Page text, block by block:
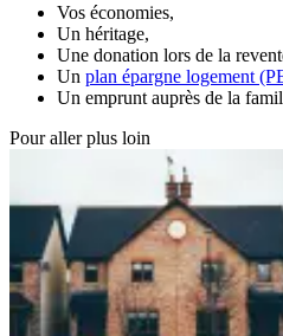
Vos économies,
Un héritage,
Une donation lors de la
Un plan épargne logement
Un emprunt auprès de la
Pour aller plus loin